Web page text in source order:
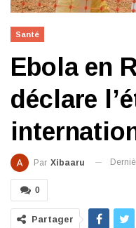
Santé
Ebola en
déclare
Par Xibaaru
0
Partager